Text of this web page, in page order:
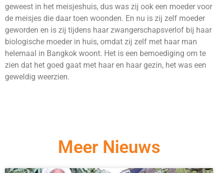
geweest in het meisjeshuis, dus was zij ook een moeder voor
de meisjes die daar toen woonden. En nu is zij zelf moeder
geworden en is zij tijdens haar zwangerschapsverlof bij haar
biologische moeder in huis, omdat zij zelf met haar man
helemaal in Bangkok woont. Het is een bemoediging om te
zien dat het goed gaat met haar en haar gezin, het was een
geweldig weerzien.
Meer Nieuws